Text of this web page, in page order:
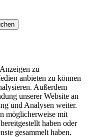
zu
anbieten zu können
Außerdem
unserer Website an
und Analysen weiter.
möglicherweise mit
haben oder
gesammelt haben.